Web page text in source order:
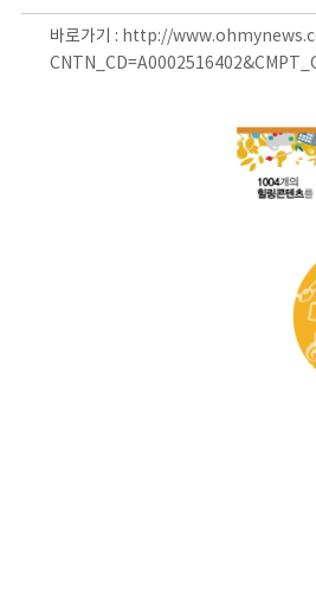
바로가기 : http://